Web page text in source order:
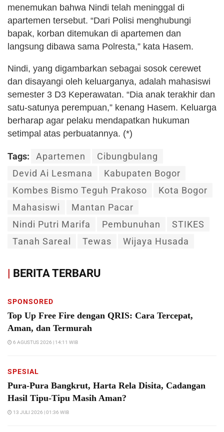
menemukan bahwa Nindi telah meninggal di
apartemen tersebut. “Dari Polisi menghubungi
bapak, korban ditemukan di apartemen dan
langsung dibawa sama Polresta,” kata Hasem.
Nindi, yang digambarkan sebagai sosok cerewet
dan disayangi oleh keluarganya, adalah mahasiswi
semester 3 D3 Keperawatan. “Dia anak terakhir dan
satu-satunya perempuan,” kenang Hasem. Keluarga
berharap agar pelaku mendapatkan hukuman
setimpal atas perbuatannya. (*)
Tags: Apartemen
Cibungbulang
Devid Ai Lesmana
Kabupaten Bogor
Kombes Bismo Teguh Prakoso
Kota Bogor
Mahasiswi
Mantan Pacar
Nindi Putri Marifa
Pembunuhan
STIKES
Tanah Sareal
Tewas Wijaya Husada
| BERITA TERBARU
SPONSORED
Top Up Free Fire dengan QRIS: Cara Tercepat,
Aman, dan Termurah
6 AGUSTUS 2026 | 14:11 WIB
SPESIAL
Pura-Pura Bangkrut, Harta Rela Disita, Cadangan
Hasil Tipu-Tipu Masih Aman?
13 JULI 2026 | 01:36 WIB